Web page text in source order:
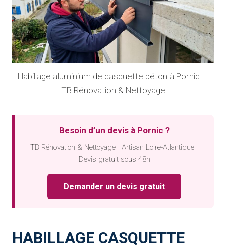
Habillage aluminium de casquette béton à Pornic —
TB Rénovation & Nettoyage
Besoin d’un devis à Pornic ?
TB Rénovation & Nettoyage · Artisan Loire-Atlantique ·
Devis gratuit sous 48h
Demander un devis gratuit
HABILLAGE CASQUETTE